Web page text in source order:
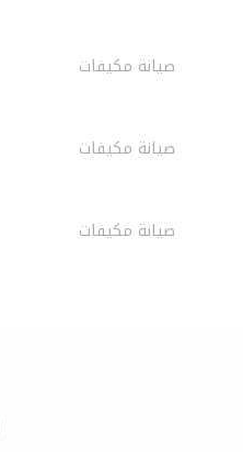
صيانة مكيفات
صيانة مكيفات
صيانة مكيفات